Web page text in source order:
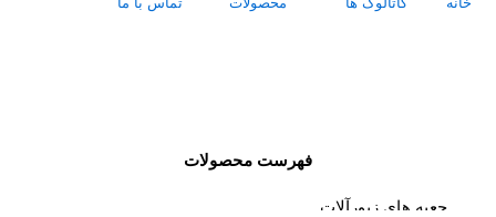
فهرست محصولات
جعبه های زیورآلات